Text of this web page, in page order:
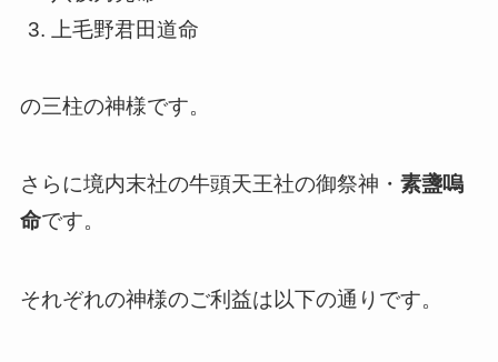
上毛野君田道命
の三柱の神様です。
さらに境内末社の牛頭天王社の御祭神・ 素盞嗚
命です。
それぞれの神様のご利益は以下の通りです。